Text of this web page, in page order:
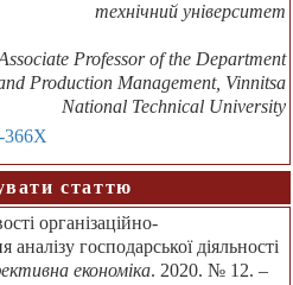
технічний університет
Professor of the Department
Production Management, Vinnitsa
National Technical University
366X
статтю
організаційно-
господарської діяльності
економіка. 2020. № 12. –